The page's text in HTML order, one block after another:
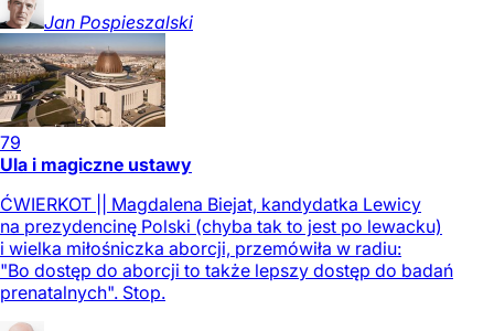
Jan Pospieszalski
79
Ula i magiczne ustawy
ĆWIERKOT || Magdalena Biejat, kandydatka Lewicy
na prezydencinę Polski (chyba tak to jest po lewacku)
i wielka miłośniczka aborcji, przemówiła w radiu:
"Bo dostęp do aborcji to także lepszy dostęp do badań
prenatalnych". Stop.